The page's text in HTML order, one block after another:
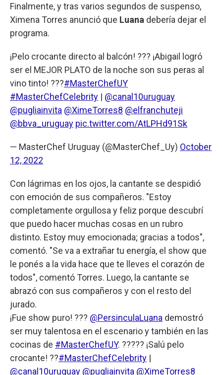
Finalmente, y tras varios segundos de suspenso,
Ximena Torres anunció que Luana debería dejar el
programa.
¡Pelo crocante directo al balcón! ??? ¡Abigail logró
ser el MEJOR PLATO de la noche son sus peras al
vino tinto! ???#MasterChefUY
#MasterChefCelebrity | @canal10uruguay
@pugliainvita @XimeTorres8 @elfranchuteji
@bbva_uruguay pic.twitter.com/AtLPHd91Sk
— MasterChef Uruguay (@MasterChef_Uy) October
12, 2022
Con lágrimas en los ojos, la cantante se despidió
con emoción de sus compañeros. "Estoy
completamente orgullosa y feliz porque descubrí
que puedo hacer muchas cosas en un rubro
distinto. Estoy muy emocionada; gracias a todos",
comentó. "Se va a extrañar tu energía, el show que
le ponés a la vida hace que te lleves el corazón de
todos", comentó Torres. Luego, la cantante se
abrazó con sus compañeros y con el resto del
jurado.
¡Fue show puro! ??? @PersinculaLuana demostró
ser muy talentosa en el escenario y también en las
cocinas de #MasterChefUY. ????? ¡Salú pelo
crocante! ??#MasterChefCelebrity |
@canal10uruguay @pugliainvita @XimeTorres8